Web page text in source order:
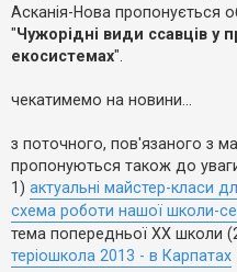
т
и
в
н
т
и
П
о
ш
к
Асканія-Нова пропонується
"Чужорідні види ссавців у
екосистемах".
чекатимемо на новини...
з поточного, пов'язаного з
пропонуються також до уваги
1) актуальні майстер-класи
схема роботи нашої школи-
тема попередньої ХХ школи
теріошкола 2013 - в Карпатах